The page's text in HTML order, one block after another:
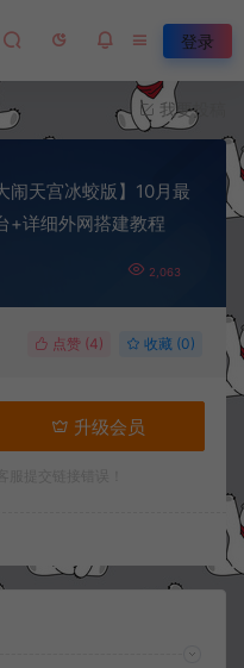
登录
我要投稿
闹天宫冰蛟版】10月最
+详细外网搭建教程
2,063
点赞 (4) 收藏 (0)
升级会员